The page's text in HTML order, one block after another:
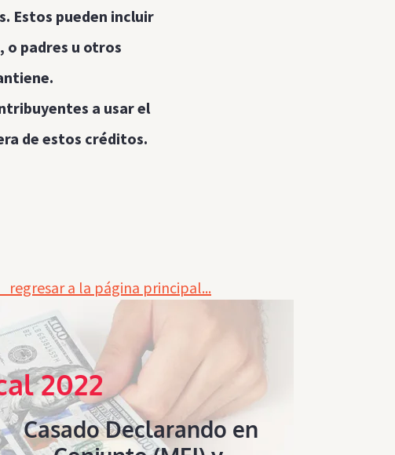
Estos pueden incluir
o padres u otros
a usar el
de estos créditos.
regresar a la página principal...
2022
Casado Declarando en